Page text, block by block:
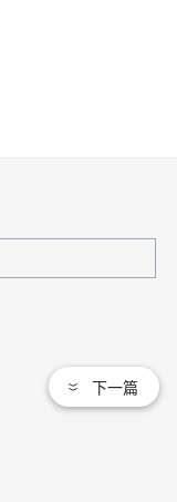
下一篇